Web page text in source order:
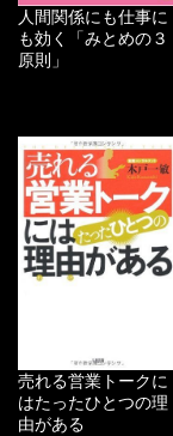
人間関係にも仕事に
も効く「みとめの３
原則」
売れる営業トークに
はたったひとつの理
由がある